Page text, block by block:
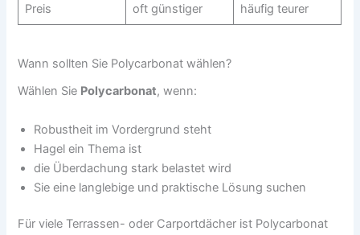
Preis oft günstiger häufig teurer
Wann sollten Sie Polycarbonat wählen?
Wählen Sie Polycarbonat, wenn:
Robustheit im Vordergrund steht
Hagel ein Thema ist
die Überdachung stark belastet wird
Sie eine langlebige und praktische Lösung suchen
Für viele Terrassen- oder Carportdächer ist Polycarbonat